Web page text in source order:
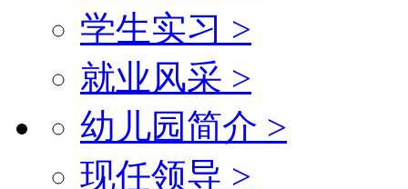
学生实习 >
就业风采 >
幼儿园简介 >
现任领导 >